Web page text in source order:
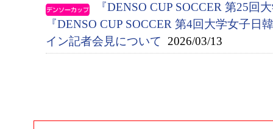
『DENSO CUP SOCCER 第25回
『DENSO CUP SOCCER 第4回大学女子日
イン記者会見について 2026/03/13